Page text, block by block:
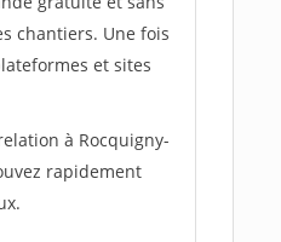
chantiers. Une fois
et sites
à Rocquigny-
rapidement